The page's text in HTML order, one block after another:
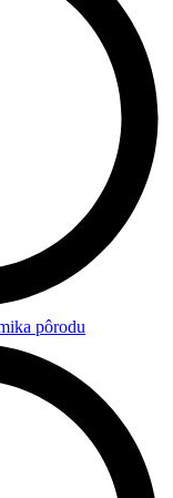
pôrodu